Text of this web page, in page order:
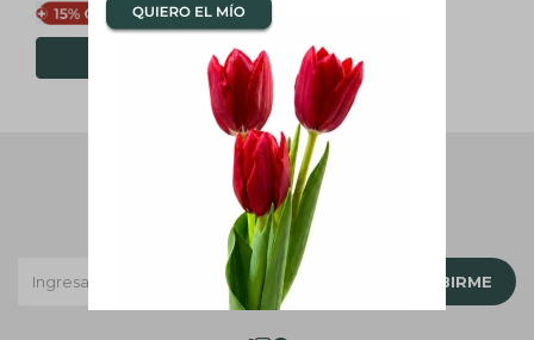
$ 11.900
Newsletter
¡Suscribite y recibí todas nuestras novedades!
SUSCRIBIRME